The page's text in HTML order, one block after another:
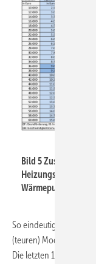
Bild 5 Zuschuss bei
Wärmepumpe.
So eindeutig wie bei
(teuren)
Die letzten 18 Monate